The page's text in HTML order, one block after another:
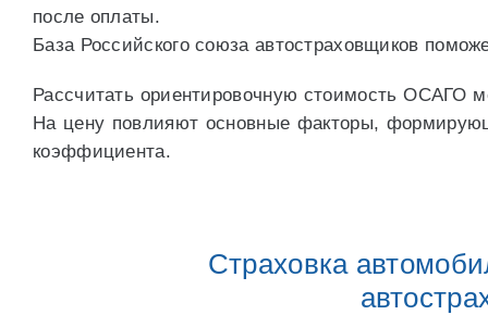
после оплаты.
База Российского союза автостраховщиков
Рассчитать ориентировочную стоимость ОСАГО
На цену повлияют основные факторы,
коэффициента.
Страховка